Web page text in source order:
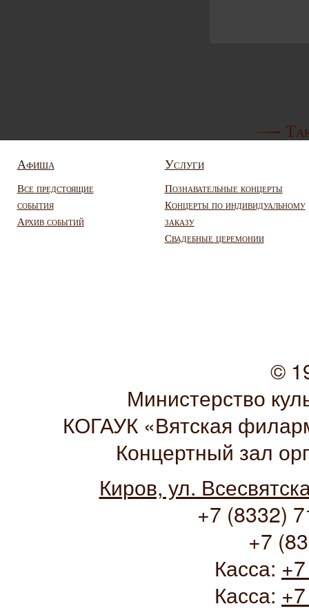
Афиша
Все предстоящие
события
Архив событий
Услуги
Познавательные концерты
Концерты по индивидуальному
заказу
Свадебные церемонии
©
Министерство
КОГАУК «Вятская
Концертный зал
Киров, ул.
+7 (8332)
+7
Касса:
Касса: